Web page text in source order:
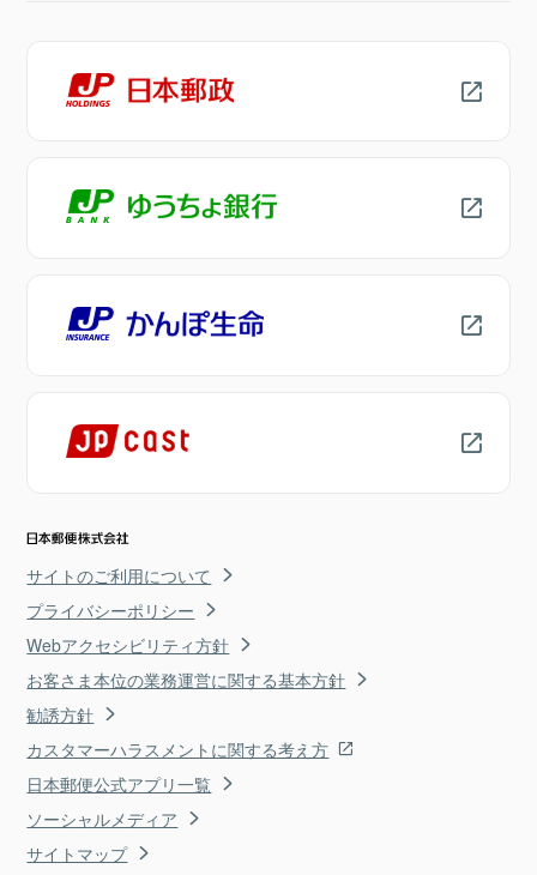
サイトのご利用について
プライバシーポリシー
Webアクセシビリティ方針
お客さま本位の業務運営に関する基本方針
勧誘方針
カスタマーハラスメントに関する考え方
日本郵便公式アプリ一覧
ソーシャルメディア
サイトマップ